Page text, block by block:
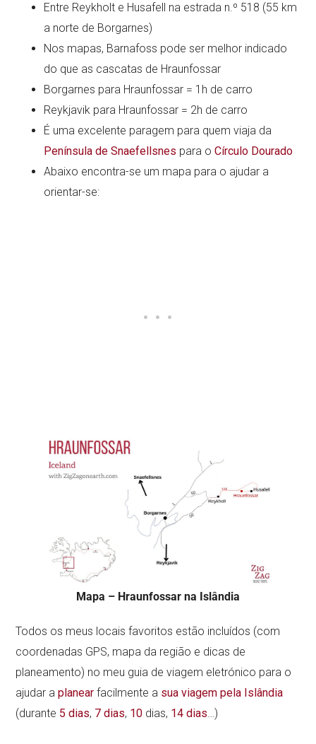
Entre Reykholt e Husafell na estrada n.º 518 (55 km
a norte de Borgarnes)
Nos mapas, Barnafoss pode ser melhor indicado
do que as cascatas de Hraunfossar
Borgarnes para Hraunfossar = 1h de carro
Reykjavik para Hraunfossar = 2h de carro
É uma excelente paragem para quem viaja da
Península de Snaefellsnes para oCírculo Dourado
Abaixo encontra-se um mapa para o ajudar a
orientar-se:
Mapa – Hraunfossar na Islândia
Todos os meus locais favoritos estão incluídos (com
coordenadas GPS, mapa da região e dicas de
planeamento) no meu guia de viagem eletrónico para o
ajudar aplanear facilmente a sua viagem pela Islândia
(durante 5 dias, 7 dias, 10 dias, 14 dias …)